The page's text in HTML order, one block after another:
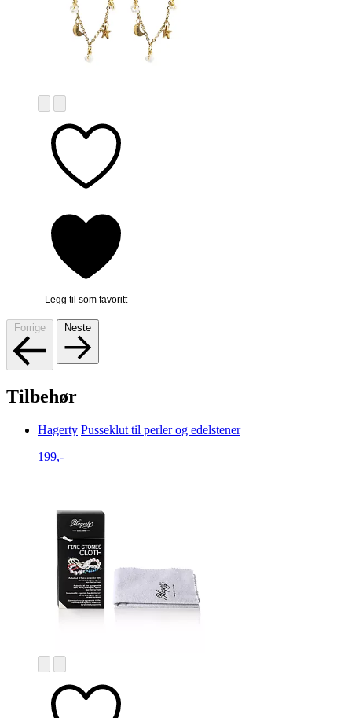
Legg til som favoritt
Forrige Neste
Tilbehør
Hagerty Pusseklut til perler og edelstener
199,-